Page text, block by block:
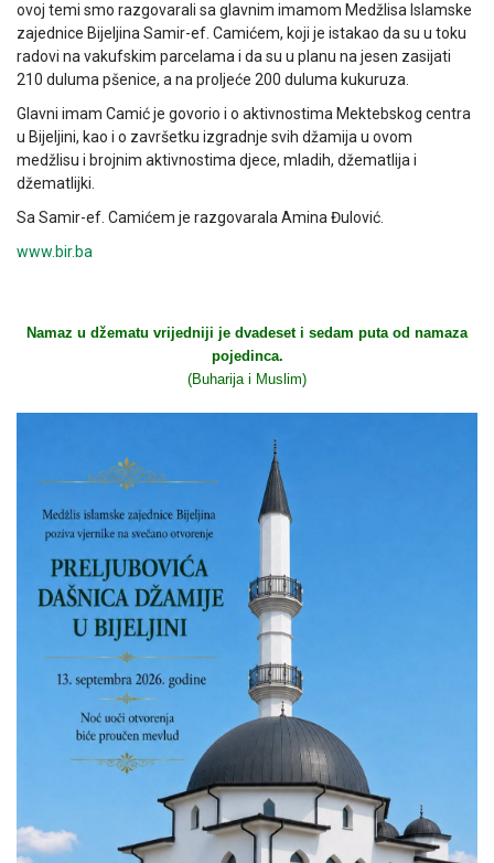
ovoj temi smo razgovarali sa glavnim imamom Medžlisa Islamske
zajednice Bijeljina Samir-ef. Camićem, koji je istakao da su u toku
radovi na vakufskim parcelama i da su u planu na jesen zasijati
210 duluma pšenice, a na proljeće 200 duluma kukuruza.
Glavni imam Camić je govorio i o aktivnostima Mektebskog centra
u Bijeljini, kao i o završetku izgradnje svih džamija u ovom
medžlisu i brojnim aktivnostima djece, mladih, džematlija i
džematlijki.
Sa Samir-ef. Camićem je razgovarala Amina Đulović.
www.bir.ba
Namaz u džematu vrijedniji je dvadeset i sedam puta od namaza
pojedinca.
(Buharija i Muslim)